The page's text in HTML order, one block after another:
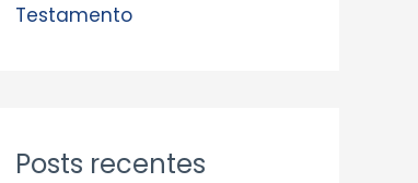
Testamento
Posts recentes